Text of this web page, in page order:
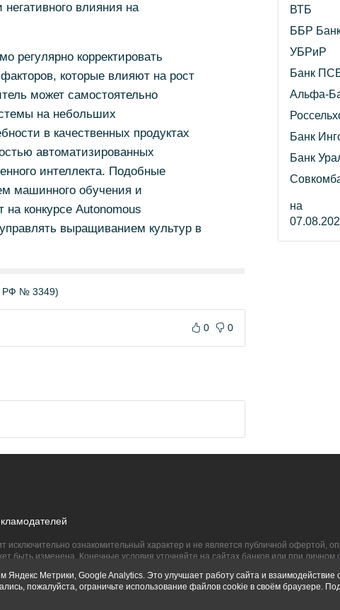
влияния на
регулярно корректировать
которые влияют на рост
может самостоятельно
на небольших
в качественных продуктах
автоматизированных
интеллекта. Подобные
машинного обучения и
конкурсе Autonomous
выращиванием культур в
РФ № 3349)
0 0
ВТБ
ББР
УБРиР
Банк
Альфа-
Банк
Банк
на
ознакомительный характер и не является публичной офертой,
изменена. Конечные условия уточняйте на сайтах банков или при личном
Метрики, Google Analytics. Это улучшает работу сайта и взаимодействие
пожалуйста, ограничьте использование файлов cookie в своём браузере.